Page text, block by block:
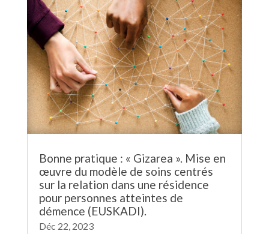
Bonne pratique : « Gizarea ». Mise en
œuvre du modèle de soins centrés
sur la relation dans une résidence
pour personnes atteintes de
démence (EUSKADI).
Déc 22, 2023